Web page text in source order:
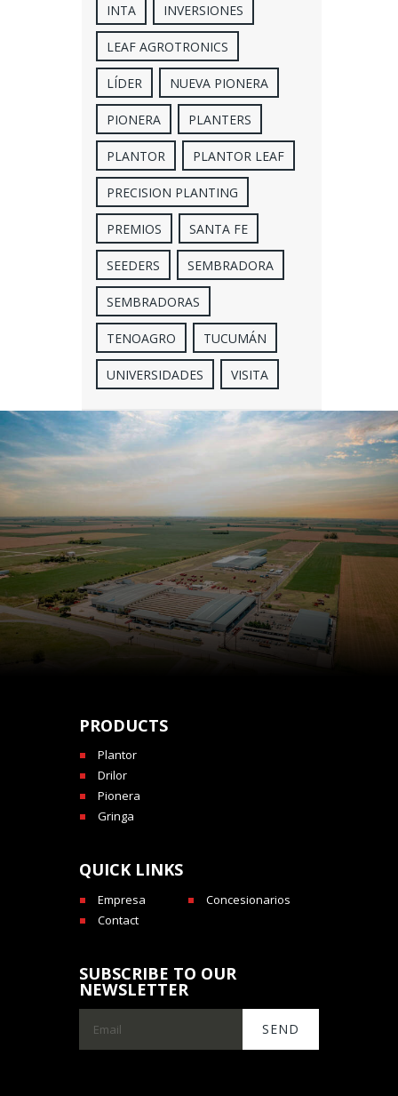
INTA INVERSIONES
LEAF AGROTRONICS
LÍDER NUEVA PIONERA
PIONERA PLANTERS
PLANTOR PLANTOR LEAF
PRECISION PLANTING
PREMIOS SANTA FE
SEEDERS SEMBRADORA
SEMBRADORAS
TENOAGRO TUCUMÁN
UNIVERSIDADES VISITA
PRODUCTS
Plantor
Drilor
Pionera
Gringa
QUICK LINKS
Empresa
Concesionarios
Contact
SUBSCRIBE TO OUR
NEWSLETTER